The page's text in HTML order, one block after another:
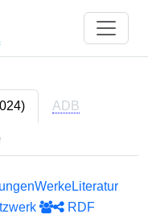
ADB
WerkeLiteratur
RDF